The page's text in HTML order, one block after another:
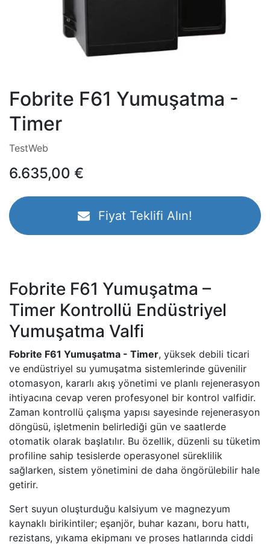
Fobrite F61 Yumuşatma -
Timer
TestWeb
6.635,00 €
Fiyat Teklifi Alın!
Fobrite F61 Yumuşatma –
Timer Kontrollü Endüstriyel
Yumuşatma Valfi
Fobrite F61 Yumuşatma - Timer, yüksek debili ticari
ve endüstriyel su yumuşatma sistemlerinde güvenilir
otomasyon, kararlı akış yönetimi ve planlı rejenerasyon
ihtiyacına cevap veren profesyonel bir kontrol valfidir.
Zaman kontrollü çalışma yapısı sayesinde rejenerasyon
döngüsü, işletmenin belirlediği gün ve saatlerde
otomatik olarak başlatılır. Bu özellik, düzenli su tüketim
profiline sahip tesislerde operasyonel süreklilik
sağlarken, sistem yönetimini de daha öngörülebilir hale
getirir.
Sert suyun oluşturduğu kalsiyum ve magnezyum
kaynaklı birikintiler; eşanjör, buhar kazanı, boru hattı,
rezistans, yıkama ekipmanı ve proses hatlarında ciddi